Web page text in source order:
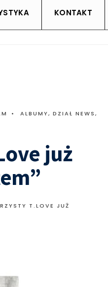
KONTAKT
• ALBUMY, DZIAŁ NEWS,
już
T.LOVE JUŻ